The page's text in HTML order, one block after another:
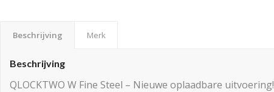
Beschrijving Merk
Beschrijving
QLOCKTWO W Fine Steel – Nieuwe oplaadbare uitvoering!